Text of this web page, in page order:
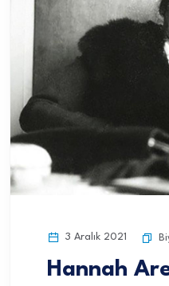
3 Aralık 2021
Hannah